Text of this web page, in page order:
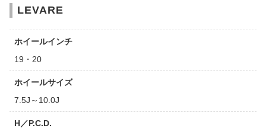
LEVARE
ホイールインチ
19・20
ホイールサイズ
7.5J～10.0J
H／P.C.D.